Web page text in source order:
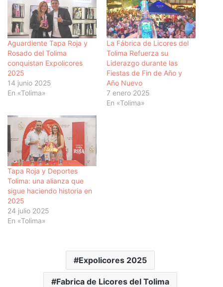
Aguardiente Tapa Roja y
Rosado del Tolima
conquistan Expolicores
2025
14 junio 2025
En «Tolima»
La Fábrica de Licores del
Tolima Refuerza su
Liderazgo durante las
Fiestas de Fin de Año y
Año Nuevo
7 enero 2025
En «Tolima»
Tapa Roja y Deportes
Tolima: una alianza que
sigue haciendo historia en
2025
24 julio 2025
En «Tolima»
Expolicores 2025
Fabrica de Licores del Tolima